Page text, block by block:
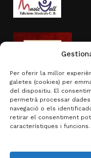
Per oferir la millor
galetes (cookies) per
del dispositiu. El
permetrà processar
navegació o els
retirar el consentiment
característiques i funcions.
Activitat